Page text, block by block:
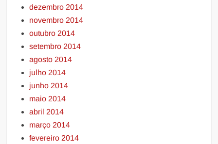
dezembro 2014
novembro 2014
outubro 2014
setembro 2014
agosto 2014
julho 2014
junho 2014
maio 2014
abril 2014
março 2014
fevereiro 2014